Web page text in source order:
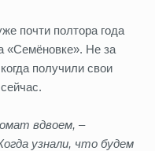
почти полтора года
«Семёновке». Не за
получили свои
вдвоем, –
узнали, что будем